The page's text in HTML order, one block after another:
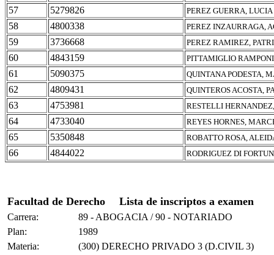
57 5279826 PEREZ GUERRA,
58 4800338 PEREZ INZAURRAGA,
59 3736668 PEREZ RAMIREZ,
60 4843159 PITTAMIGLIO
61 5090375 QUINTANA PODESTA,
62 4809431 QUINTEROS ACOSTA,
63 4753981 RESTELLI
64 4733040 REYES HORNES,
65 5350848 ROBATTO ROSA,
66 4844022 RODRIGUEZ DI
Facultad de Derecho Lista de inscriptos a examen
Carrera:
89 - ABOGACIA / 90 - NOTARIADO
Plan:
1989
Materia:
(300) DERECHO PRIVADO 3 (D.CIVIL 3)